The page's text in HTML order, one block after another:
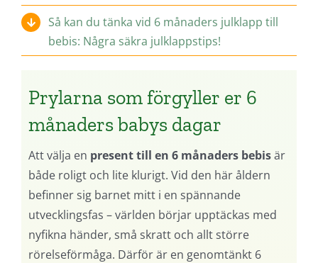
Så kan du tänka vid 6 månaders julklapp till
bebis: Några säkra julklappstips!
Prylarna som förgyller er 6
månaders babys dagar
Att välja en present till en 6 månaders bebisär
både roligt och lite klurigt. Vid den här åldern
befinner sig barnet mitt i en spännande
utvecklingsfas – världen börjar upptäckas med
nyfikna händer, små skratt och allt större
rörelseförmåga. Därför är en genomtänkt 6